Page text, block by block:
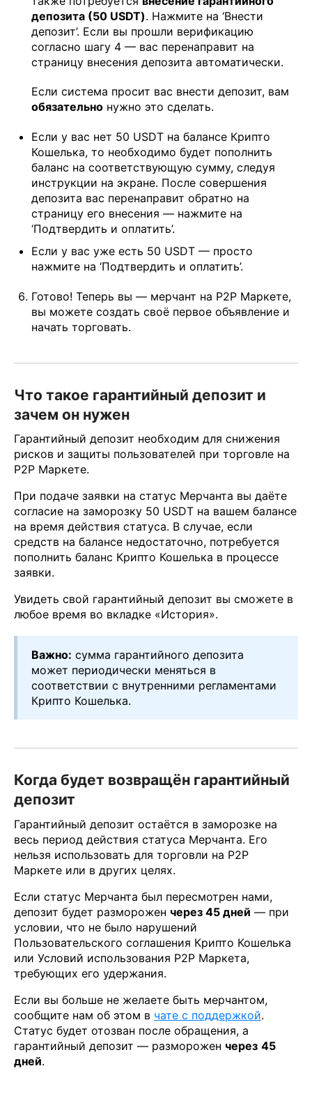
депозита (50 USDT). Нажмите на ‘Внести
депозит’. Если вы прошли верификацию
согласно шагу 4 — вас перенаправит на
страницу внесения депозита автоматически.
Если система просит вас внести депозит, вам
обязательно нужно это сделать.
Если у вас нет 50 USDT на балансе Крипто
Кошелька, то необходимо будет пополнить
баланс на соответствующую сумму, следуя
инструкции на экране. После совершения
депозита вас перенаправит обратно на
страницу его внесения — нажмите на
‘Подтвердить и оплатить’.
Если у вас уже есть 50 USDT — просто
нажмите на ‘Подтвердить и оплатить’.
Готово! Теперь вы — мерчант на P2P Маркете,
вы можете создать своё первое объявление и
начать торговать.
Что такое гарантийный депозит и
зачем он нужен
Гарантийный депозит необходим для снижения
рисков и защиты пользователей при торговле на
P2P Маркете.
При подаче заявки на статус Мерчанта вы даёте
согласие на заморозку 50 USDT на вашем балансе
на время действия статуса. В случае, если
средств на балансе недостаточно, потребуется
пополнить баланс Крипто Кошелька в процессе
заявки.
Увидеть свой гарантийный депозит вы сможете в
любое время во вкладке «История».
Важно: сумма гарантийного депозита
может периодически меняться в
соответствии с внутренними регламентами
Крипто Кошелька.
Когда будет возвращён гарантийный
депозит
Гарантийный депозит остаётся в заморозке на
весь период действия статуса Мерчанта. Его
нельзя использовать для торговли на P2P
Маркете или в других целях.
Если статус Мерчанта был пересмотрен нами,
депозит будет разморожен через 45 дней — при
условии, что не было нарушений
Пользовательского соглашения Крипто Кошелька
или Условий использования P2P Маркета,
требующих его удержания.
Если вы больше не желаете быть мерчантом,
сообщите нам об этом в чате с поддержкой.
Статус будет отозван после обращения, а
гарантийный депозит — разморожен через 45
дней.